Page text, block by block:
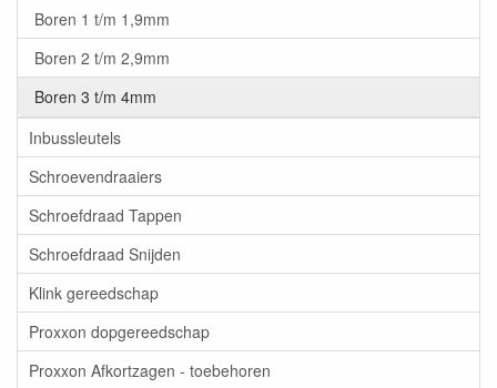
Boren 1 t/m 1,9mm
Boren 2 t/m 2,9mm
Boren 3 t/m 4mm
Inbussleutels
Schroevendraaiers
Schroefdraad Tappen
Schroefdraad Snijden
Klink gereedschap
Proxxon dopgereedschap
Proxxon Afkortzagen - toebehoren